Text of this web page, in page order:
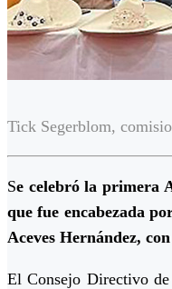
Tick Segerblom,
Se celebró la primera
que fue encabezada
Aceves Hernández,
El Consejo Directivo de